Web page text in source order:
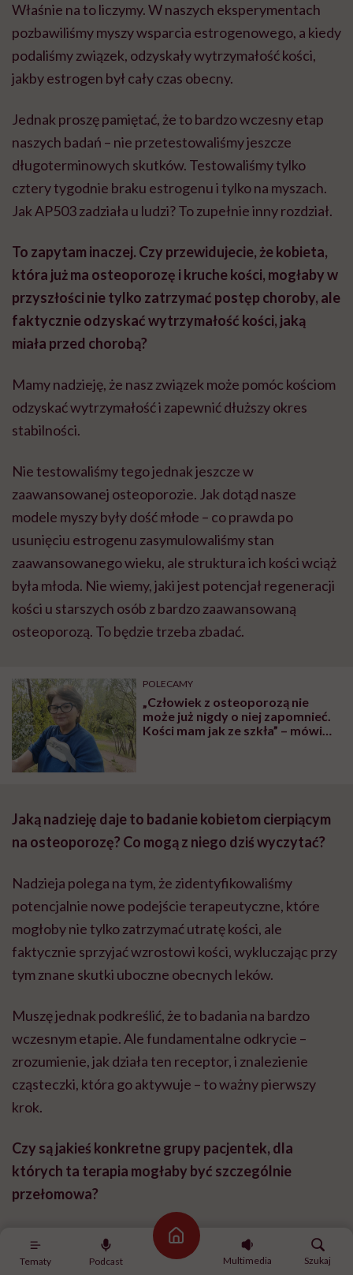
Tematy Podcast
Strona główna
Multimedia
Szukaj
Właśnie na to liczymy. W naszych eksperymentach
pozbawiliśmy myszy wsparcia estrogenowego, a kiedy
podaliśmy związek, odzyskały wytrzymałość kości,
jakby estrogen był cały czas obecny.
Jednak proszę pamiętać, że to bardzo wczesny etap
naszych badań – nie przetestowaliśmy jeszcze
długoterminowych skutków. Testowaliśmy tylko
cztery tygodnie braku estrogenu i tylko na myszach.
Jak AP503 zadziała u ludzi? To zupełnie inny rozdział.
To zapytam inaczej. Czy przewidujecie, że kobieta,
która już ma osteoporozę i kruche kości, mogłaby w
przyszłości nie tylko zatrzymać postęp choroby, ale
faktycznie odzyskać wytrzymałość kości, jaką
miała przed chorobą?
Mamy nadzieję, że nasz związek może pomóc kościom
odzyskać wytrzymałość i zapewnić dłuższy okres
stabilności.
Nie testowaliśmy tego jednak jeszcze w
zaawansowanej osteoporozie. Jak dotąd nasze
modele myszy były dość młode – co prawda po
usunięciu estrogenu zasymulowaliśmy stan
zaawansowanego wieku, ale struktura ich kości wciąż
była młoda. Nie wiemy, jaki jest potencjał regeneracji
kości u starszych osób z bardzo zaawansowaną
osteoporozą. To będzie trzeba zbadać.
POLECAMY
„Człowiek z osteoporozą nie
może już nigdy o niej zapomnieć.
Kości mam jak ze szkła” – mówi
Jaką nadzieję daje to badanie kobietom cierpiącym
na osteoporozę? Co mogą z niego dziś wyczytać?
Nadzieja polega na tym, że zidentyfikowaliśmy
potencjalnie nowe podejście terapeutyczne, które
mogłoby nie tylko zatrzymać utratę kości, ale
faktycznie sprzyjać wzrostowi kości, wykluczając przy
tym znane skutki uboczne obecnych leków.
Muszę jednak podkreślić, że to badania na bardzo
wczesnym etapie. Ale fundamentalne odkrycie –
zrozumienie, jak działa ten receptor, i znalezienie
cząsteczki, która go aktywuje – to ważny pierwszy
krok.
Czy są jakieś konkretne grupy pacjentek, dla
których ta terapia mogłaby być szczególnie
przełomowa?
Terapia działa zarówno na samce, jak i samice myszy,
więc z tego, co wiemy, mogłaby też działać na